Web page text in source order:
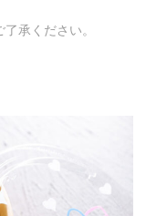
承ください。